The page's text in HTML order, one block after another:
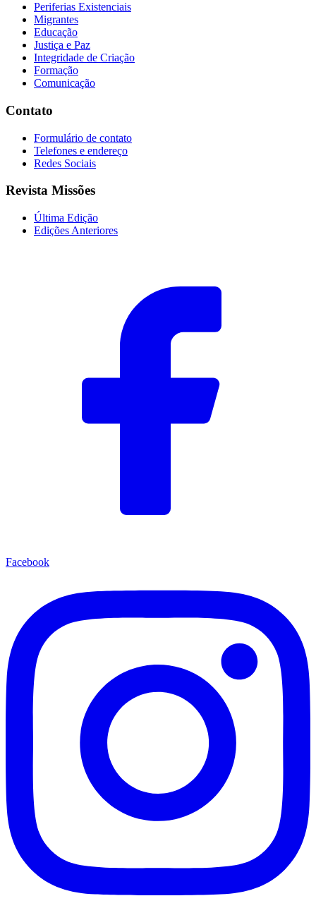
Periferias Existenciais
Migrantes
Educação
Justiça e Paz
Integridade de Criação
Formação
Comunicação
Contato
Formulário de contato
Telefones e endereço
Redes Sociais
Revista Missões
Última Edição
Edições Anteriores
Facebook